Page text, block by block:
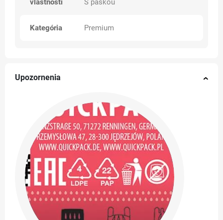
vlastnosti S páskou
Kategória Premium
Upozornenia